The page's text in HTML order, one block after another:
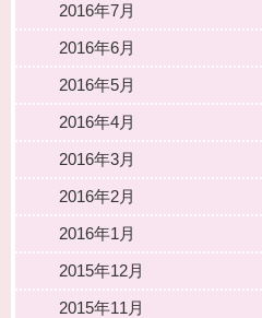
2016年7月
2016年6月
2016年5月
2016年4月
2016年3月
2016年2月
2016年1月
2015年12月
2015年11月